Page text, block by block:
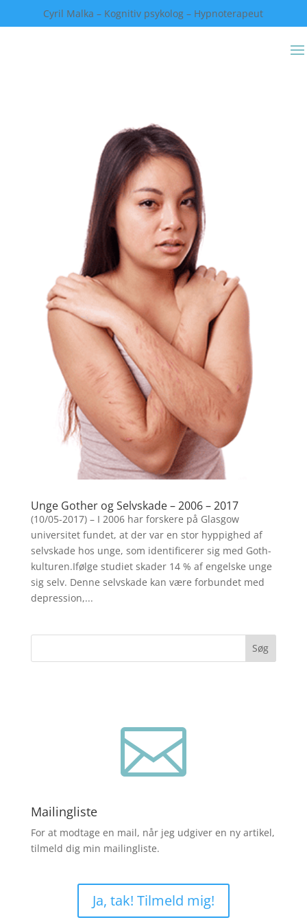
Cyril Malka – Kognitiv psykolog – Hypnoterapeut
Unge Gother og Selvskade – 2006 – 2017
(10/05-2017) – I 2006 har forskere på Glasgow
universitet fundet, at der var en stor hyppighed af
selvskade hos unge, som identificerer sig med Goth-
kulturen.Ifølge studiet skader 14 % af engelske unge
sig selv. Denne selvskade kan være forbundet med
depression,...
Søg

Mailingliste
For at modtage en mail, når jeg udgiver en ny artikel,
tilmeld dig min mailingliste.
Ja, tak! Tilmeld mig!